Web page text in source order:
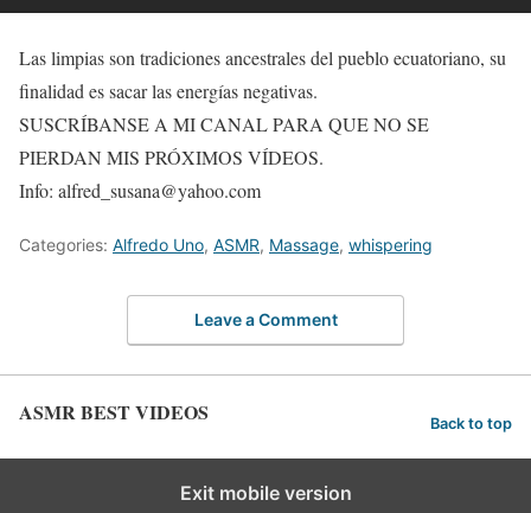
Las limpias son tradiciones ancestrales del pueblo ecuatoriano, su
finalidad es sacar las energías negativas.
SUSCRÍBANSE A MI CANAL PARA QUE NO SE
PIERDAN MIS PRÓXIMOS VÍDEOS.
Info: alfred_susana@yahoo.com
Categories: Alfredo Uno, ASMR, Massage, whispering
Leave a Comment
ASMR BEST VIDEOS Back to top
Exit mobile version